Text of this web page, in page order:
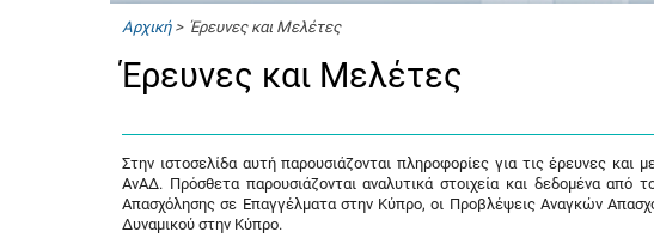
Αρχική> Έρευνες και Μελέτες
Έρευνες και Μελέτες
Στην ιστοσελίδα αυτή παρουσιάζονται πληροφορίες για τις έρευνες
ΑνΑΔ. Πρόσθετα παρουσιάζονται αναλυτικά στοιχεία και δεδομένα
Απασχόλησης σε Επαγγέλματα στην Κύπρο, οι Προβλέψεις Αναγκών
Δυναμικού στην Κύπρο.